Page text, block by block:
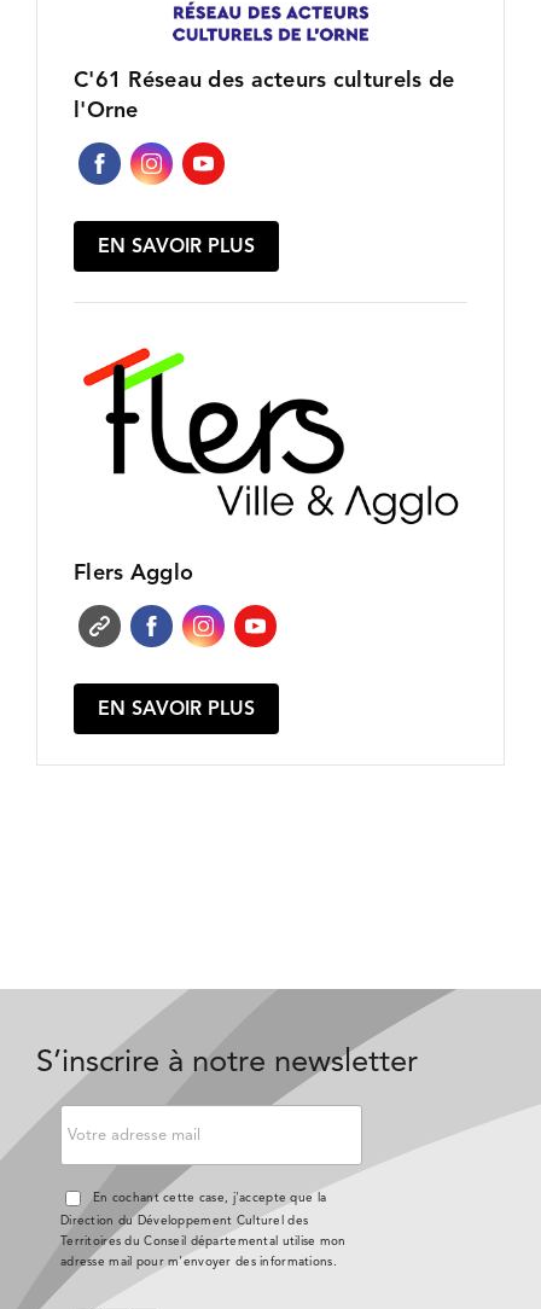
C'61 Réseau des acteurs culturels de
l'Orne
EN SAVOIR PLUS
Flers Agglo
EN SAVOIR PLUS
S’inscrire à notre newsletter
En cochant cette case, j'accepte que la
Direction du Développement Culturel des
Territoires du Conseil départemental utilise mon
adresse mail pour m'envoyer des informations.